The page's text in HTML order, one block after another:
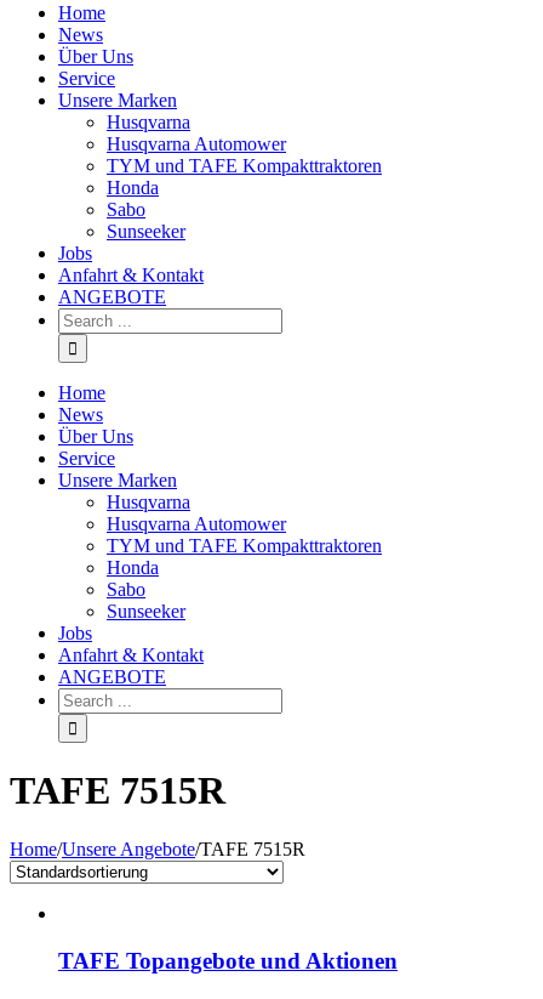
Home
News
Über Uns
Service
Unsere Marken
Husqvarna
Husqvarna Automower
TYM und TAFE Kompakttraktoren
Honda
Sabo
Sunseeker
Jobs
Anfahrt & Kontakt
ANGEBOTE
Home
News
Über Uns
Service
Unsere Marken
Husqvarna
Husqvarna Automower
TYM und TAFE Kompakttraktoren
Honda
Sabo
Sunseeker
Jobs
Anfahrt & Kontakt
ANGEBOTE
TAFE 7515R
Home/Unsere Angebote/TAFE 7515R
TAFE Topangebote und Aktionen